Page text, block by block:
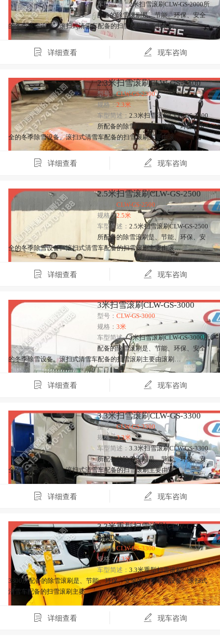
车型简述：2米扫雪滚刷CLW-GS-2000所
配备的除雪滚刷是、节能、环保、安全
的冬季除雪设备。滚扫式清雪车配备的扫雪滚刷主要由滚刷…
详细查看 现车咨询
2.3米扫雪滚刷CLW-GS-2300
型号：CLW-GS-2300
规格：2.3米
车型简述： 2.3米扫雪滚刷CLW-GS-2300
所配备的除雪滚刷是、节能、环保、安
全的冬季除雪设备。滚扫式清雪车配备的扫雪滚刷主要由滚…
详细查看 现车咨询
2.5米扫雪滚刷CLW-GS-2500
CLW-GS-2500
规格：2.5米
车型简述： 2.5米扫雪滚刷CLW-GS-2500
所配备的除雪滚刷是、节能、环保、安
全的冬季除雪设备。滚扫式清雪车配备的扫雪滚刷主要由滚…
详细查看 现车咨询
3米扫雪滚刷CLW-GS-3000
型号： CLW-GS-3000
规格： 3米
车型简述：3米扫雪滚刷CLW-GS-3000所
配备的除雪滚刷是、节能、环保、安全
的冬季除雪设备。滚扫式清雪车配备的扫雪滚刷主要由滚刷…
详细查看 现车咨询
3.3米扫雪滚刷CLW-GS-3300
型号：CLW-GS-3300
规格：3.3米
车型简述： 3.3米扫雪滚刷CLW-GS-3300
所配备的除雪滚刷是、节能、环保、安
全的冬季除雪设备。滚扫式清雪车配备的扫雪滚刷主要由滚…
详细查看 现车咨询
3.3米重型扫雪滚刷CLW-GS-
3300
型号：CLW-GS-3300
规格：3.3米
车型简述： 3.3米重型扫雪滚刷CLW-GS-
3300所配备的除雪滚刷是、节能、环保、安全的冬季除雪设备。滚扫式
清雪车配备的扫雪滚刷主要…
详细查看 现车咨询